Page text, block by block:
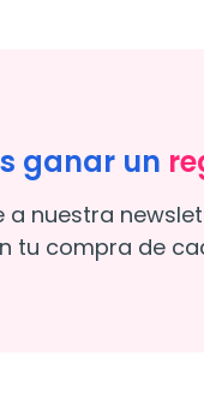
ganar un
a nuestra
tu compra de